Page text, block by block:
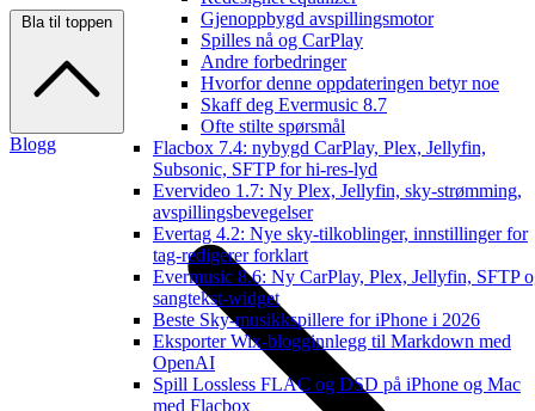
Gjenoppbygd avspillingsmotor
Spilles nå og CarPlay
Andre forbedringer
Hvorfor denne oppdateringen betyr noe
Skaff deg Evermusic 8.7
Ofte stilte spørsmål
Flacbox 7.4: nybygd CarPlay, Plex, Jellyfin,
Subsonic, SFTP for hi-res-lyd
Evervideo 1.7: Ny Plex, Jellyfin, sky-strømming,
avspillingsbevegelser
Evertag 4.2: Nye sky-tilkoblinger, innstillinger for
tag-redigerer forklart
Evermusic 8.6: Ny CarPlay, Plex, Jellyfin, SFTP
sangtekst-widget
Beste Sky-musikkspillere for iPhone i 2026
Eksporter Wix-blogginnlegg til Markdown med
OpenAI
Spill Lossless FLAC og DSD på iPhone og Mac
med Flacbox
Bla til toppen
Blogg